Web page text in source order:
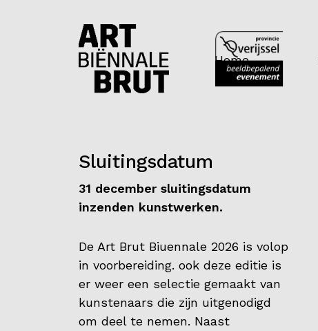
Home
Home
2026
Archief
Sluitingsdatum
31 december sluitingsdatum
inzenden kunstwerken.
De Art Brut Biuennale 2026 is volop
in voorbereiding. ook deze editie is
er weer een selectie gemaakt van
kunstenaars die zijn uitgenodigd
om deel te nemen. Naast